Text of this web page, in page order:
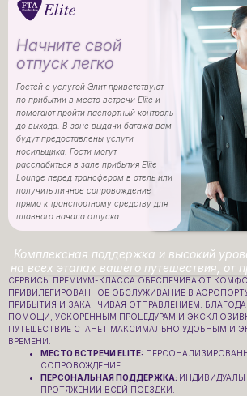
Начните свой
отпуск легко
Гостей с услугой Элит приветствуют
по прибытии в место встречи Elite и
помогают пройти паспортный контроль
до выхода. В зоне выдачи багажа вам
будут предоставлены услуги
носильщика. Гости могут
расслабиться в зале прибытия Elite
Lounge перед трансфером в отель или
получить личное сопровождение
прямо к транспортному средству для
плавного начала отпуска.
Комплексная поддержка и высокий
на всех этапах вашего путешествия, от
СЕРВИСЫ ПРЕМИУМ-КЛАССА ОБЕСПЕЧИВАЮТ
ПРИВИЛЕГИРОВАННОЕ ОБСЛУЖИВАНИЕ В
ПРИБЫТИЯ И ЗАКАНЧИВАЯ ОТПРАВЛЕНИЕМ.
ПОМОЩИ, УСКОРЕННЫМ ПРОЦЕДУРАМ И
ПУТЕШЕСТВИЕ СТАНЕТ МАКСИМАЛЬНО УДОБНЫМ И
ВРЕМЕНИ.
МЕСТО ВСТРЕЧИ ELITE:
СОПРОВОЖДЕНИЕ.
ПЕРСОНАЛЬНАЯ ПОДДЕРЖКА:
ПРОТЯЖЕНИИ ВСЕЙ ПОЕЗДКИ.